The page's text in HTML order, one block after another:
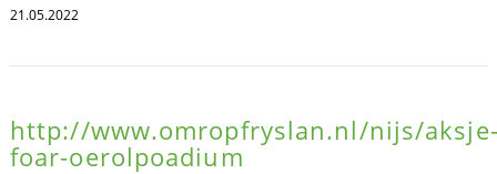
21.05.2022
http://www.omropfryslan.nl/nijs/
foar-oerolpoadium